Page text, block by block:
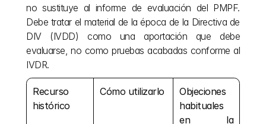
no sustituye al informe de evaluación del PMPF.
Debe tratar el material de la época de la Directiva de
DIV (IVDD) como una aportación que debe
evaluarse, no como pruebas acabadas conforme al
IVDR.
Recurso
histórico
Cómo utilizarlo
Objeciones
habituales
en la